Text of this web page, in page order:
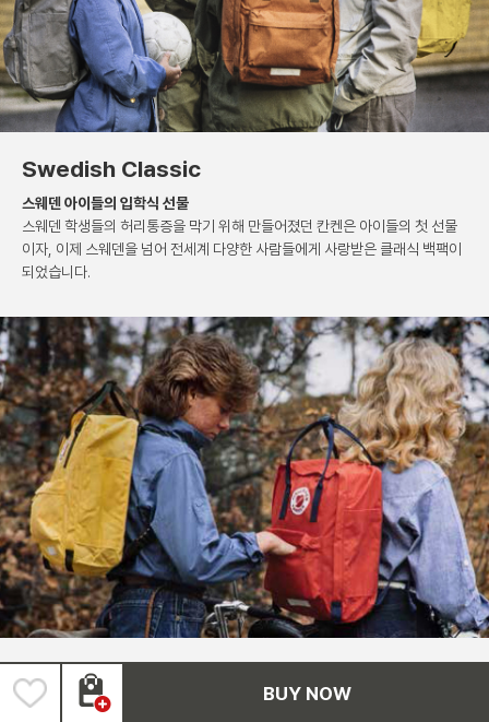
BUY NOW
Swedish Classic
스웨덴 아이들의 입학식 선물
스웨덴 학생들의 허리통증을 막기 위해 만들어졌던 칸켄은 아이들의 첫 선물
이자, 이제 스웨덴을 넘어 전세계 다양한 사람들에게 사랑받은 클래식 백팩이
되었습니다.
Generation to Generation
3대가 사용할 수 있을 만큼 튼튼한 가방